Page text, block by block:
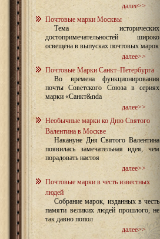
далее>>
Почтовые марки Москвы
Тема исторических
достопримечательностей широко
освещена в выпусках почтовых марок
далее>>
Почтовые Марки Санкт–Петербурга
Во времена функционирования
почты Советского Союза в сериях
марки «Санкт&nda
далее>>
Необычные марки ко Дню Святого
Валентина в Москве
Накануне Дня Святого Валентина
появилась замечательная идея, чем
порадовать настоя
далее>>
Почтовые марки в честь известных
людей
Собрание марок, изданных в честь
памяти великих людей прошлого, не
так давно попол
далее>>